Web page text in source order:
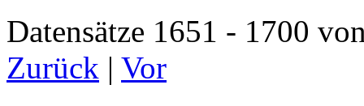
Datensätze 1651 - 1700
Zurück | Vor